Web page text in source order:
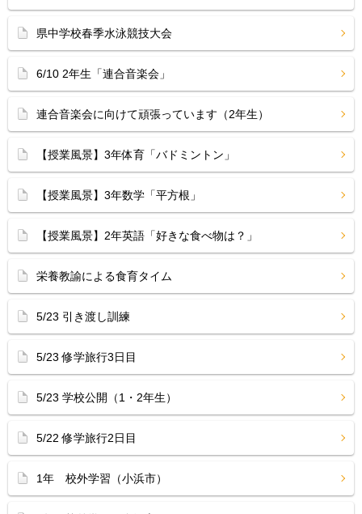
県中学校春季水泳競技大会
6/10 2年生「連合音楽会」
連合音楽会に向けて頑張っています（2年生）
【授業風景】3年体育「バドミントン」
【授業風景】3年数学「平方根」
【授業風景】2年英語「好きな食べ物は？」
栄養教諭による食育タイム
5/23 引き渡し訓練
5/23 修学旅行3日目
5/23 学校公開（1・2年生）
5/22 修学旅行2日目
1年 校外学習（小浜市）